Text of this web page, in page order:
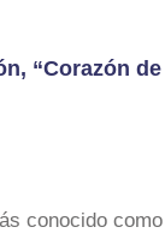
“Corazón
conocido